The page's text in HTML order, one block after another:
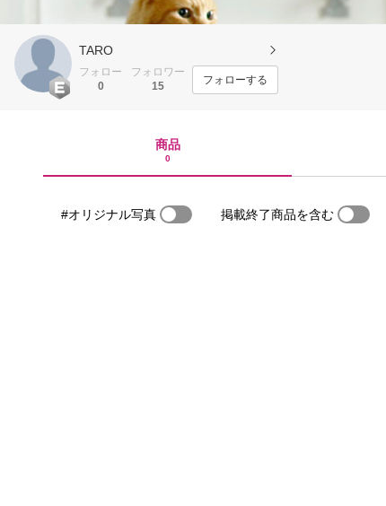
TARO
フォロー
0
フォロワー
15
フォローする
商品
0
#オリジナル写真 掲載終了商品を含む